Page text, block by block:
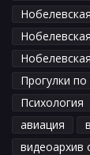
Прогулки
Психология
авиация
видеоархив